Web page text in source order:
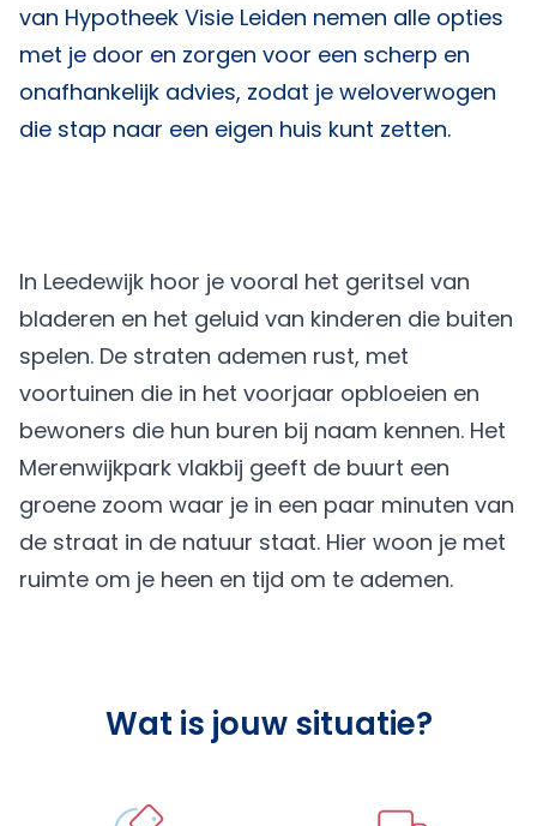
van Hypotheek Visie Leiden nemen alle opties
met je door en zorgen voor een scherp en
onafhankelijk advies, zodat je weloverwogen
die stap naar een eigen huis kunt zetten.
In Leedewijk hoor je vooral het geritsel van
bladeren en het geluid van kinderen die buiten
spelen. De straten ademen rust, met
voortuinen die in het voorjaar opbloeien en
bewoners die hun buren bij naam kennen. Het
Merenwijkpark vlakbij geeft de buurt een
groene zoom waar je in een paar minuten van
de straat in de natuur staat. Hier woon je met
ruimte om je heen en tijd om te ademen.
Wat is jouw situatie?